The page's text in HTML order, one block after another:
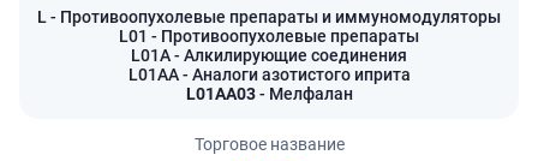
L - Противоопухолевые препараты и иммуномодуляторы
L01 - Противоопухолевые препараты
L01A- Алкилирующие соединения
L01AA- Аналоги азотистого иприта
L01AA03- Мелфалан
Торговое название